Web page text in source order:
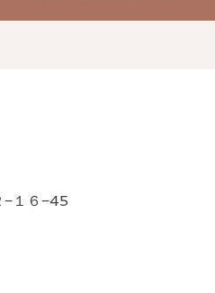
−１６−45